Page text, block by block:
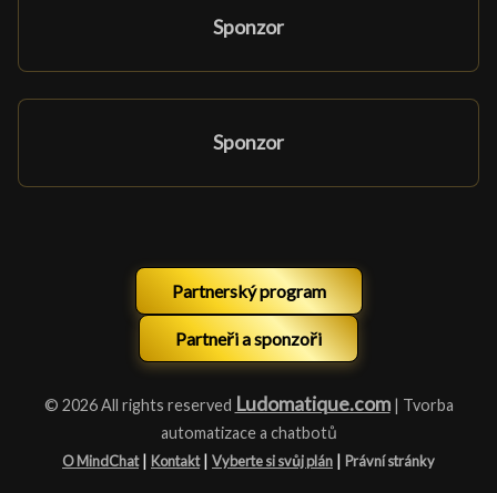
Sponzor
Sponzor
Partnerský program
Partneři a sponzoři
© 2026 All rights reserved Ludomatique.com| Tvorba
automatizace a chatbotů
O MindChat | Kontakt | Vyberte si svůj plán | Právní stránky